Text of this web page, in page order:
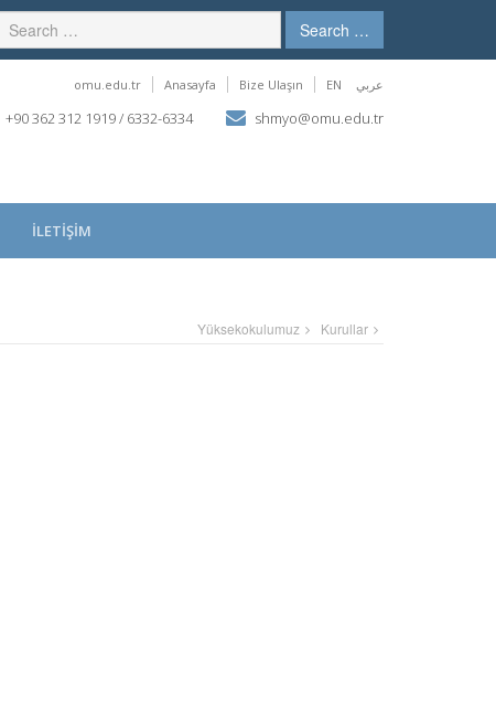
Search …
omu.edu.tr Anasayfa Bize Ulaşın EN عربي
+90 362 312 1919 / 6332-6334 shmyo@omu.edu.tr
İLETİŞİM
Yüksekokulumuz Kurullar